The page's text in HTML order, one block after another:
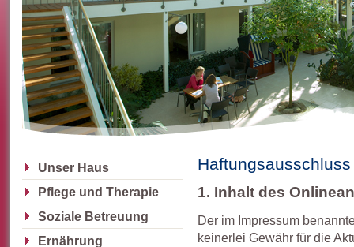
Unser Haus
Pflege und Therapie
Soziale Betreuung
Ernährung
Haftungsausschluss
1. Inhalt des
Der im Impressum
keinerlei Gewähr für die